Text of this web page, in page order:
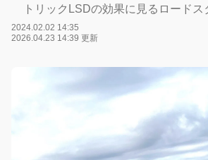
トリックLSDの効果に見るロードス
2024.02.02 14:35
2026.04.23 14:39 更新